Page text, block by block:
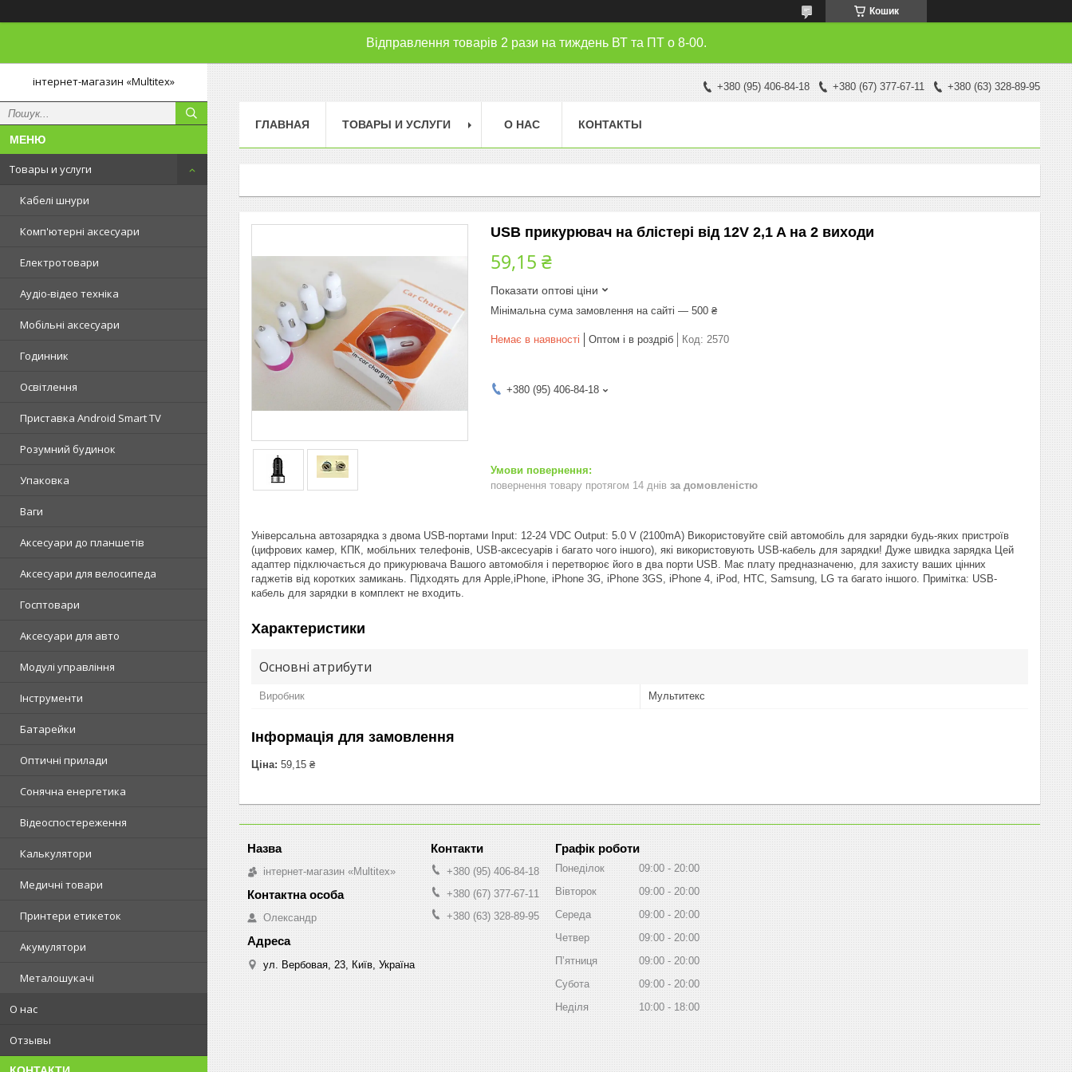
Кошик
Відправлення товарів 2 рази на тиждень ВТ та ПТ о 8-00.
інтернет-магазин «Multitex»
Товары и услуги
Кабелі шнури
Комп'ютерні аксесуари
Електротовари
Аудіо-відео техніка
Мобільні аксесуари
Годинник
Освітлення
Приставка Android Smart TV
Розумний будинок
Упаковка
Ваги
Аксесуари до планшетів
Аксесуари для велосипеда
Госптовари
Аксесуари для авто
Модулі управління
Інструменти
Батарейки
Оптичні прилади
Сонячна енергетика
Відеоспостереження
Калькулятори
Медичні товари
Принтери етикеток
Акумулятори
Металошукачі
О нас
Отзывы
+380 (95) 406-84-18 +380 (67) 377-67-11 +380 (63) 328-89-95
ГЛАВНАЯ ТОВАРЫ И УСЛУГИ О НАС КОНТАКТЫ
USB прикурювач на блістері від 12V 2,1 A на 2 виходи
59,15 ₴
Показати оптові ціни
Мінімальна сума замовлення на сайті — 500 ₴
Немає в наявності Оптом і в роздріб Код: 2570
+380 (95) 406-84-18
повернення товару протягом 14 днів за домовленістю
Універсальна автозарядка з двома USB-портами Input: 12-24 VDС Output: 5.0 V (2100mA) Використовуйте свій автомобіль для зарядки будь-яких пристроїв
(цифрових камер, КПК, мобільних телефонів, USB-аксесуарів і багато чого іншого), які використовують USB-кабель для зарядки! Дуже швидка зарядка Цей
адаптер підключається до прикурювача Вашого автомобіля і перетворює його в два порти USB. Має плату предназначеню, для захисту ваших цінних
гаджетів від коротких замикань. Підходять для Apple,iPhone, iPhone 3G, iPhone 3GS, iPhone 4, iPod, HTC, Samsung, LG та багато іншого. Примітка: USB-
кабель для зарядки в комплект не входить.
Характеристики
Основні атрибути
Виробник Мультитекс
Інформація для замовлення
Ціна: 59,15 ₴
інтернет-магазин «Multitex»
Олександр
ул. Вербовая, 23, Київ, Україна
+380 (95) 406-84-18
+380 (67) 377-67-11
+380 (63) 328-89-95
Графік роботи
Понеділок 09:00
20:00
Вівторок
09:00
20:00
Середа
09:00
20:00
Четвер
09:00
20:00
Пʼятниця
09:00
20:00
Субота
09:00
20:00
Неділя
10:00 18:00